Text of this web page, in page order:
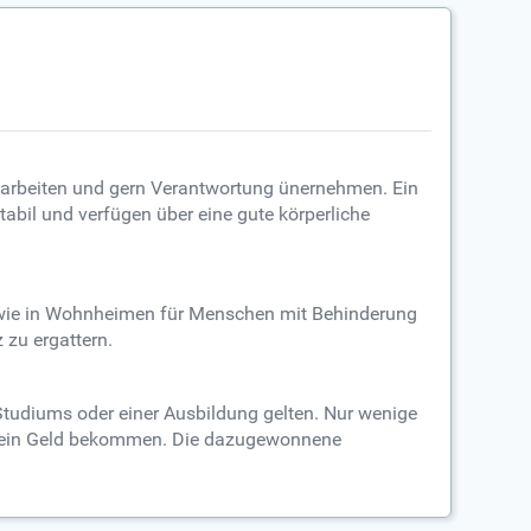
und gern Verantwortung ünernehmen. Ein
und verfügen über eine gute körperliche
in Wohnheimen für Menschen mit Behinderung
zu ergattern.
oder einer Ausbildung gelten. Nur wenige
Geld bekommen. Die dazugewonnene